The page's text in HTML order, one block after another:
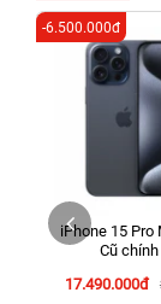
326 Lê Văn
Đức cũ)
256 Võ Văn
70 Nguyễn
24h Vũng
Tàu cũ)
198 Hoàng
iPhone 15 Pro
Cũ
17.490.000đ
-6.500.000đ